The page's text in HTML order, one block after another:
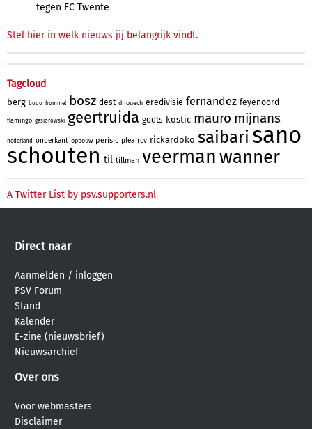
tegen FC Twente
Stel hier in welk nieuws jij belangrijk vindt.
Tagcloud
berg bodo bommel bosz dest driouech eredivisie fernandez feyenoord
flamingo gasiorowski geertruida godts kostic mauro mijnans
nederland onderkant opbouw perisic plea rcv rickardoko saibari sano
schouten til tillman veermanwanner
A Twitter List by psv.supporters.nl
Direct naar
Aanmelden / inloggen
PSV Forum
Stand
Kalender
E-zine (nieuwsbrief)
Nieuwsarchief
Over ons
Voor webmasters
Disclaimer